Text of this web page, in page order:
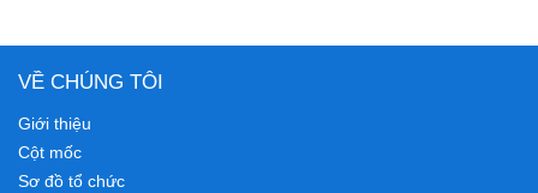
VỀ CHÚNG TÔI
Giới thiệu
Cột mốc
Sơ đồ tổ chức